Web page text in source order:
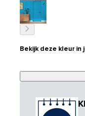
Bekijk deze kleur in